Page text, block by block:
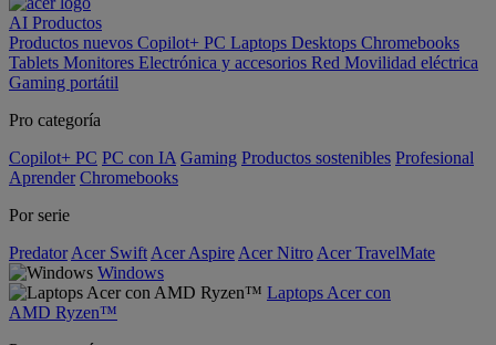
AI Productos
Productos nuevos Copilot+ PC Laptops Desktops Chromebooks
Tablets Monitores Electrónica y accesorios Red Movilidad eléctrica
Gaming portátil
Pro categoría
Copilot+ PC PC con IA Gaming Productos sostenibles Profesional
Aprender Chromebooks
Por serie
Predator Acer Swift Acer Aspire Acer Nitro Acer TravelMate
Windows
Laptops Acer con
AMD Ryzen™